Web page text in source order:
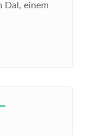
Dal, einem